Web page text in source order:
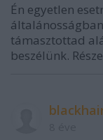
Én egyetlen
támasztottad
beszélünk.